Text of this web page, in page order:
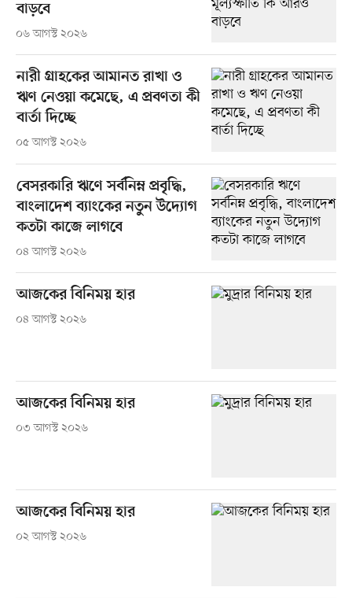
বাড়বে
০৬ আগস্ট ২০২৬
নারী গ্রাহকের আমানত রাখা ও
ঋণ নেওয়া কমেছে, এ প্রবণতা কী
বার্তা দিচ্ছে
০৫ আগস্ট ২০২৬
বেসরকারি ঋণে সর্বনিম্ন প্রবৃদ্ধি,
বাংলাদেশ ব্যাংকের নতুন উদ্যোগ
কতটা কাজে লাগবে
০৪ আগস্ট ২০২৬
আজকের বিনিময় হার
০৪ আগস্ট ২০২৬
আজকের বিনিময় হার
০৩ আগস্ট ২০২৬
আজকের বিনিময় হার
০২ আগস্ট ২০২৬